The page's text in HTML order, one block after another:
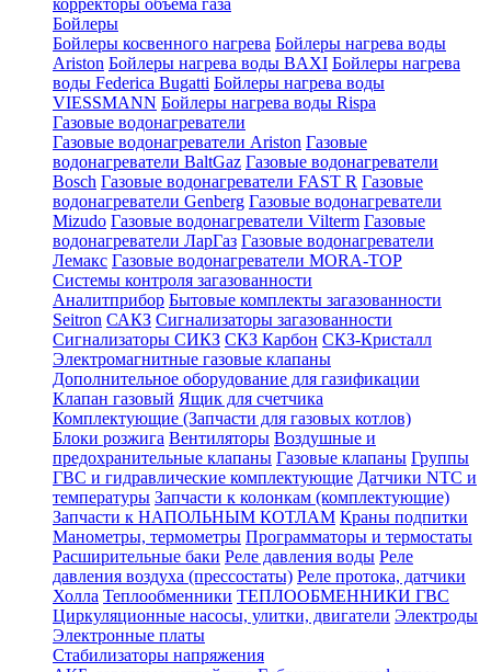
корректоры объема газа
Бойлеры
Бойлеры косвенного нагрева Бойлеры нагрева воды
Ariston Бойлеры нагрева воды BAXI Бойлеры нагрева
воды Federica Bugatti Бойлеры нагрева воды
VIESSMANN Бойлеры нагрева воды Rispa
Газовые водонагреватели
Газовые водонагреватели Ariston Газовые
водонагреватели BaltGaz Газовые водонагреватели
Bosch Газовые водонагреватели FAST R Газовые
водонагреватели Genberg Газовые водонагреватели
Mizudo Газовые водонагреватели Vilterm Газовые
водонагреватели ЛарГаз Газовые водонагреватели
Лемакс Газовые водонагреватели MORA-TOP
Системы контроля загазованности
Аналитприбор Бытовые комплекты загазованности
Seitron САКЗ Сигнализаторы загазованности
Сигнализаторы СИКЗ СКЗ Карбон СКЗ-Кристалл
Электромагнитные газовые клапаны
Дополнительное оборудование для газификации
Клапан газовый Ящик для счетчика
Комплектующие (Запчасти для газовых котлов)
Блоки розжига Вентиляторы Воздушные и
предохранительные клапаны Газовые клапаны Группы
ГВС и гидравлические комплектующие Датчики NTC и
температуры Запчасти к колонкам (комплектующие)
Запчасти к НАПОЛЬНЫМ КОТЛАМ Краны подпитки
Манометры, термометры Программаторы и термостаты
Расширительные баки Реле давления воды Реле
давления воздуха (прессостаты) Реле протока, датчики
Холла Теплообменники ТЕПЛООБМЕННИКИ ГВС
Циркуляционные насосы, улитки, двигатели Электроды
Электронные платы
Стабилизаторы напряжения